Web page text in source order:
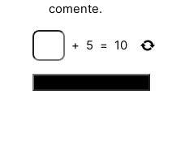
comente.
+ 5 = 10